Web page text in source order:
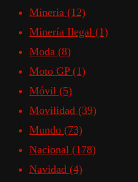
Mineria (12)
Minería Ilegal (1)
Moda (8)
Moto GP (1)
Móvil (5)
Movilidad (39)
Mundo (73)
Nacional (178)
Navidad (4)